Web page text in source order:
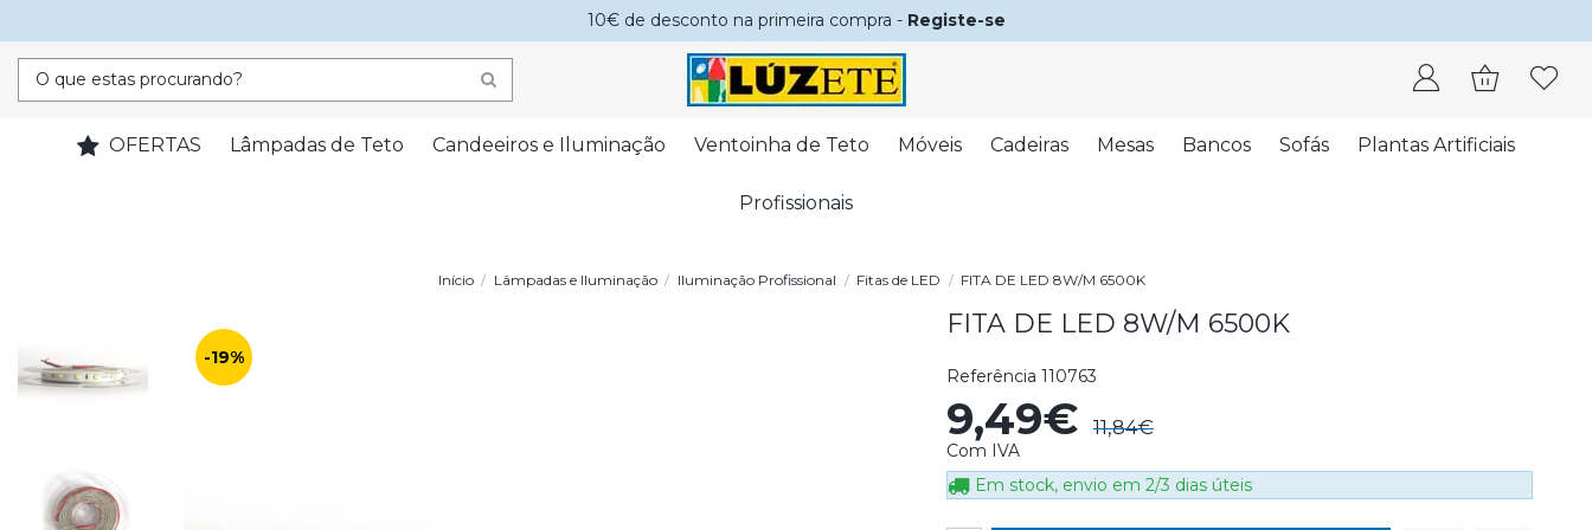
10€ de desconto na primeira compra - Registe-se
OFERTAS Lâmpadas de Teto Candeeiros e Iluminação Ventoinha de Teto Móveis Cadeiras Mesas Bancos Sofás Plantas Artificiais
Profissionais
Início Lâmpadas e Iluminação Iluminação Profissional Fitas de LED FITA DE LED 8W/M 6500K
-19%
FITA DE LED 8W/M 6500K
Referência 110763
9,49€ 11,84€
Com IVA
Em stock, envio em 2/3 dias úteis